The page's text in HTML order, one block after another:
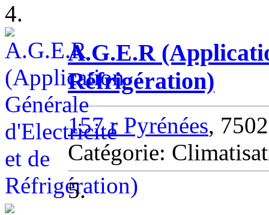
4.
A.G.E.R
Réfrigération)
157 r Pyrénées,
Catégorie:
5.